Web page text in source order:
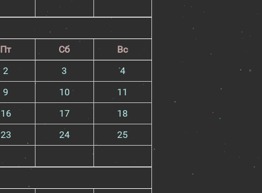
Пт Сб
Вс
2 3
4
9 10
11
16 17
18
23 24
25